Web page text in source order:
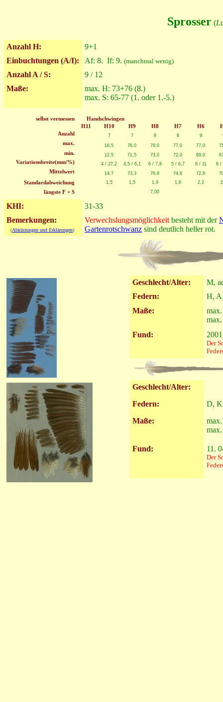
Sprosser(
Anzahl H:
9+1
Einbuchtungen (A/I):
Af: 8. If: 9. (manchmal wenig)
Anzahl A / S:
9 / 12
Maße:
max. H: 73+76 (8.)
max. S: 65-77 (1. oder 1.-5.)
selbst vermessen Handschwingen
H11
H10 H9 H8 H7 H6
Anzahl
7 7 8 8 9
max. 16,5 76,0 79,0 77,0 77,0
min. 12,5 71,5 73,0 72,0 69,0
Variationsbreite(mm/%) 4 / 27,2 4,5 / 6,1 6 / 7,8 5 / 6,7 8 / 11 8 /
Mittelwert 14,7 73,3 76,8 74,8 72,8
Standardabweichung 1,5 1,5 1,9 1,6 2,2
längste F + S 7,00
KHI:
31-33
Bemerkungen:
(Abkürzungen und Erklärungen)
Verwechslungsmöglichkeit besteht mit der
Gartenrotschwanz sind deutlich heller rot.
Geschlecht/Alter:
M,
Federn:
H,
Maße:
Fund:
2001
Der
Geschlecht/Alter:
Federn:
D,
Maße:
Fund: 11.
Der